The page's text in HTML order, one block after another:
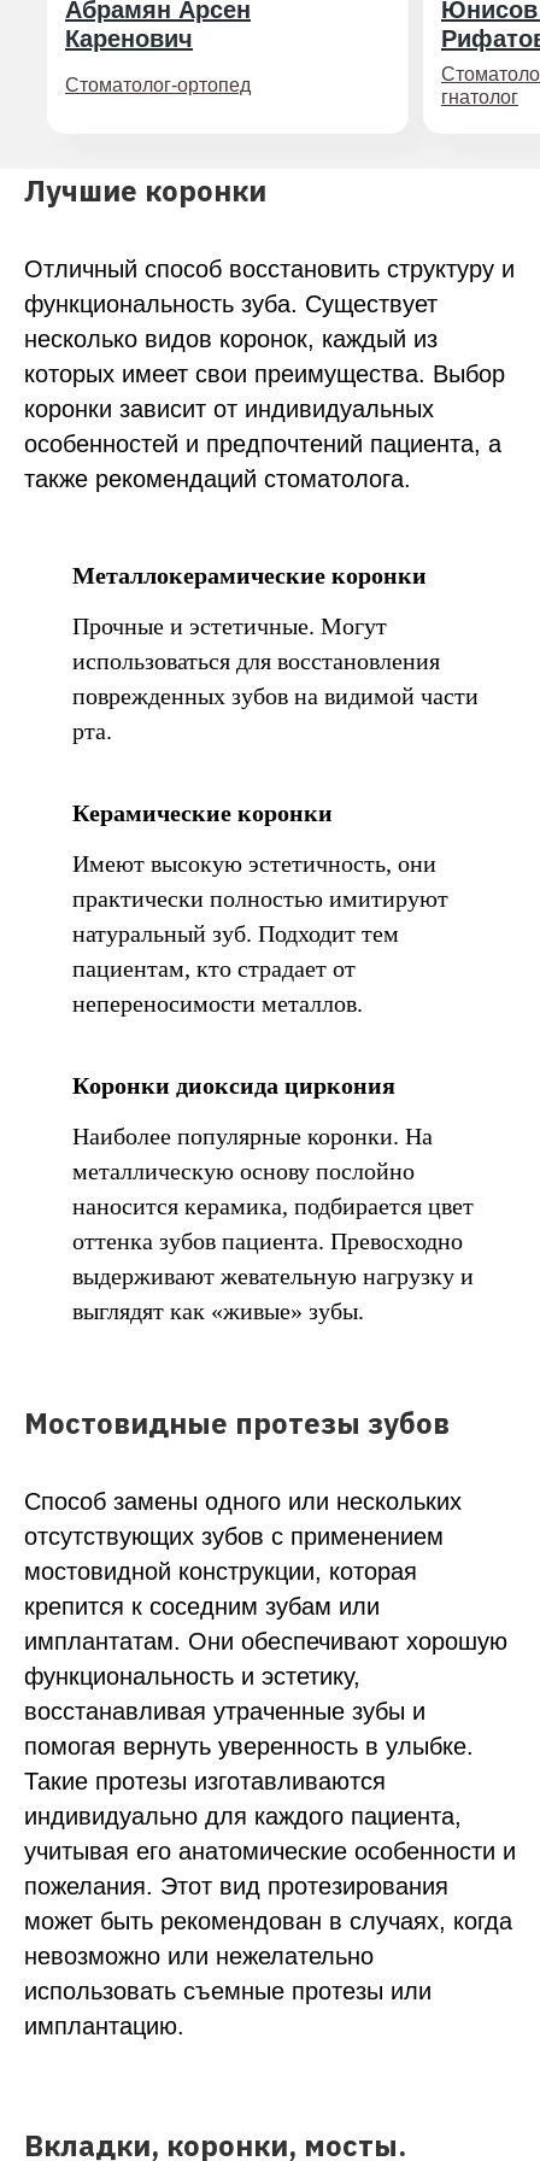
Стоматолог-ортопед
Абрамян Арсен
Каренович
гнатолог
Лучшие коронки
Отличный способ восстановить структуру и
функциональность зуба. Существует
несколько видов коронок, каждый из
которых имеет свои преимущества. Выбор
коронки зависит от индивидуальных
особенностей и предпочтений пациента, а
также рекомендаций стоматолога.
Металлокерамические коронки
Прочные и эстетичные. Могут
использоваться для восстановления
поврежденных зубов на видимой части
рта.
Керамические коронки
Имеют высокую эстетичность, они
практически полностью имитируют
натуральный зуб. Подходит тем
пациентам, кто страдает от
непереносимости металлов.
Коронки диоксида циркония
Наиболее популярные коронки. На
металлическую основу послойно
наносится керамика, подбирается цвет
оттенка зубов пациента. Превосходно
выдерживают жевательную нагрузку и
выглядят как «живые» зубы.
Мостовидные протезы зубов
Способ замены одного или нескольких
отсутствующих зубов с применением
мостовидной конструкции, которая
крепится к соседним зубам или
имплантатам. Они обеспечивают хорошую
функциональность и эстетику,
восстанавливая утраченные зубы и
помогая вернуть уверенность в улыбке.
Такие протезы изготавливаются
индивидуально для каждого пациента,
учитывая его анатомические особенности и
пожелания. Этот вид протезирования
может быть рекомендован в случаях, когда
невозможно или нежелательно
использовать съемные протезы или
имплантацию.
Вкладки, коронки, мосты.
коронка, винир)
Цельноциркониевая
коронка на имплантате
Изготовление съемного протеза
от 35 000 ₽
45 000 ₽
Адаптационная
конструкция на 4-х
имплантатах (All-on-4)
Записаться
на прием
записи и удобную для вас дату